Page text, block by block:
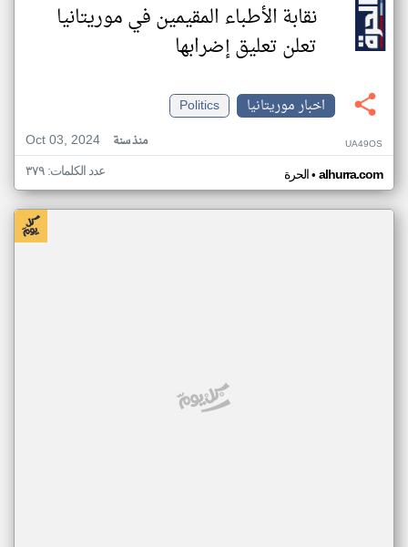
نقابة الأطباء المقيمين في موريتانيا
تعلن تعليق إضرابها
اخبار موريتانيا
Politics
Oct 03, 2024
منذ سنة UA49OS
الحرة• alhurra.com عدد الكلمات: ٣٧٩